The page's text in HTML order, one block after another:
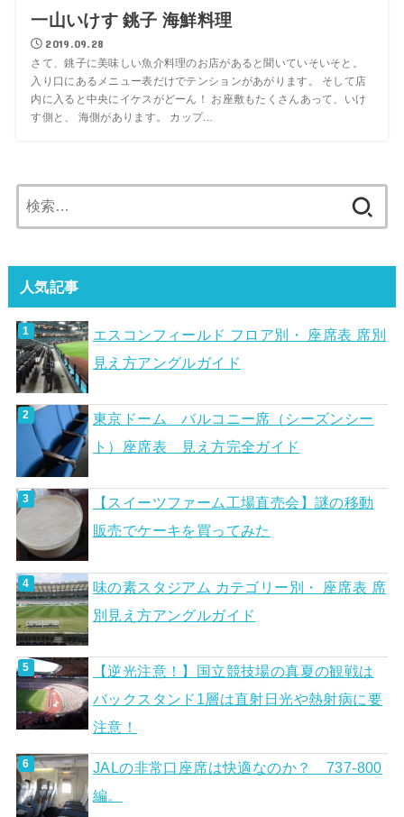
一山いけす 銚子 海鮮料理
2019.09.28
さて、銚子に美味しい魚介料理のお店があると聞いていそいそと。
入り口にあるメニュー表だけでテンションがあがります。 そして店
内に入ると中央にイケスがどーん！ お座敷もたくさんあって、いけ
す側と、 海側があります。 カップ...
索:
人気記事
エスコンフィールド フロア別・ 座席表 席別
見え方アングルガイド
東京ドーム バルコニー席（シーズンシー
ト）座席表 見え方完全ガイド
【スイーツファーム工場直売会】謎の移動
販売でケーキを買ってみた
味の素スタジアム カテゴリー別・ 座席表 席
別見え方アングルガイド
【逆光注意！】国立競技場の真夏の観戦は
バックスタンド1層は直射日光や熱射病に要
注意！
JALの非常口座席は快適なのか？ 737-800
編。